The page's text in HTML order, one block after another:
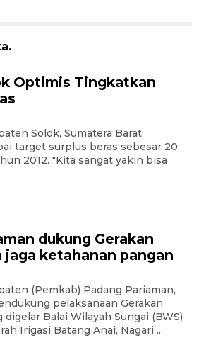
Optimis Tingkatkan
Solok, Sumatera Barat
target surplus beras sebesar 20
2012. "Kita sangat yakin bisa
dukung Gerakan
jaga ketahanan pangan
(Pemkab) Padang Pariaman,
pelaksanaan Gerakan
Balai Wilayah Sungai (BWS)
Irigasi Batang Anai, Nagari ...